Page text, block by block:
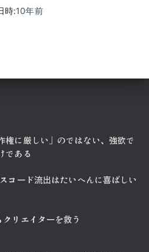
時:10年前
権に厳しい」のではない、強欲で
である
コード流出はたいへんに喜ばしい
リエイターを救う